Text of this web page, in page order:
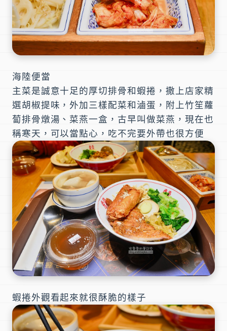
海陸便當
主菜是誠意十足的厚切排骨和蝦捲，撒上店家精
選胡椒提味，外加三樣配菜和滷蛋，附上竹笙蘿
蔔排骨燉湯、菜燕一盒，古早叫做菜燕，現在也
稱寒天，可以當點心，吃不完要外帶也很方便
蝦捲外觀看起來就很酥脆的樣子